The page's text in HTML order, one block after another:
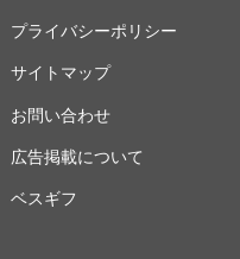
プライバシーポリシー
サイトマップ
お問い合わせ
広告掲載について
ベスギフ